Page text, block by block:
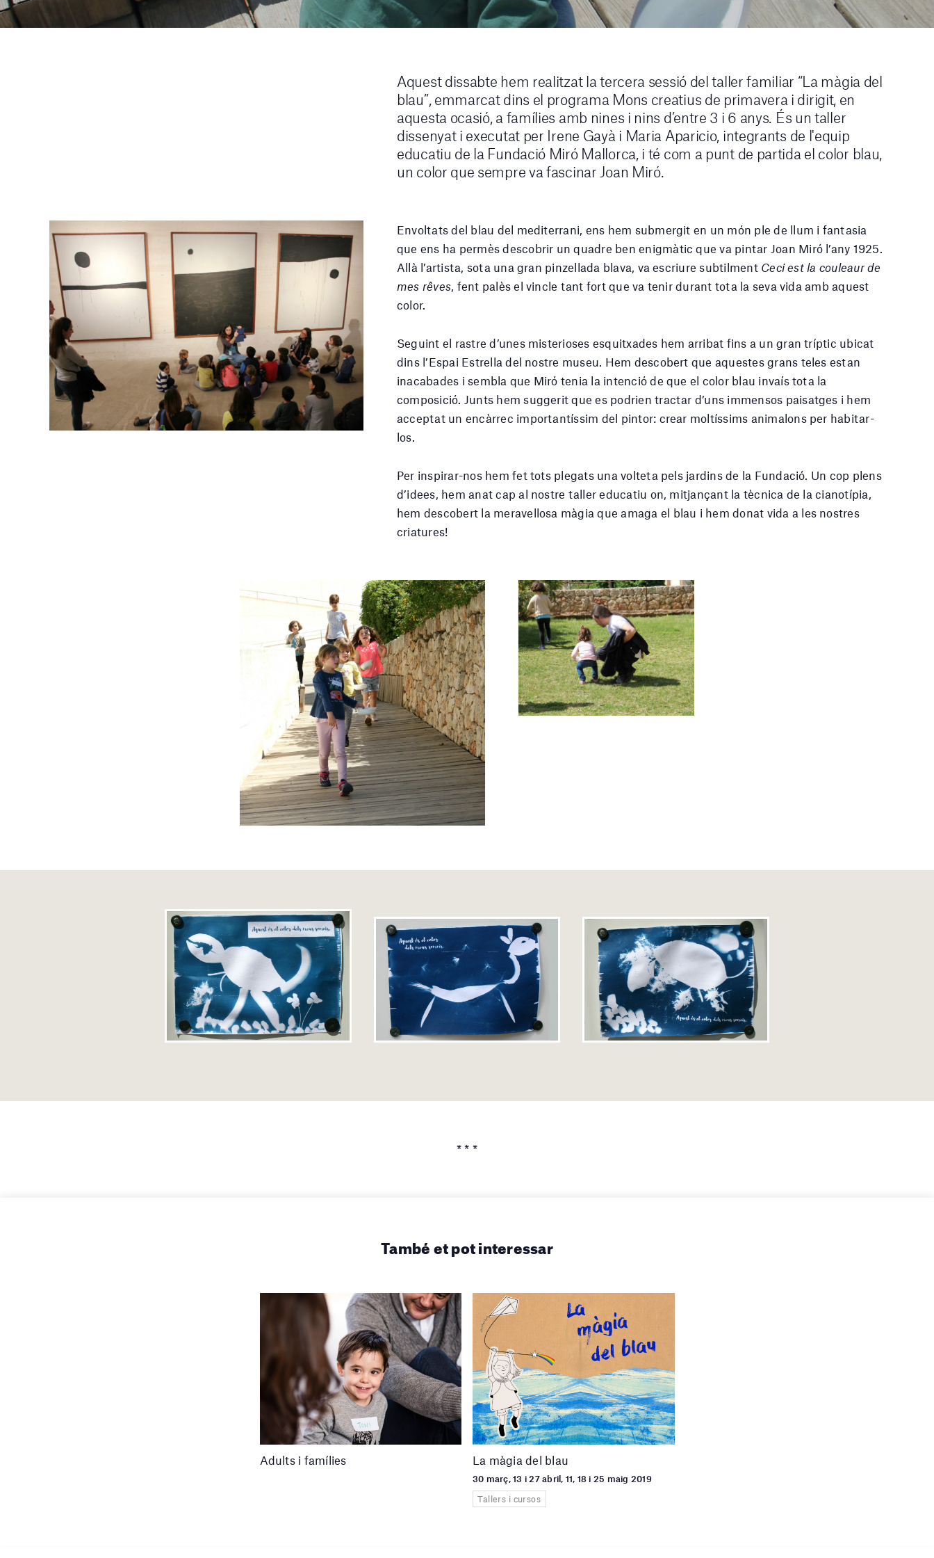
Aquest dissabte hem realitzat la tercera sessió del taller familiar “La màgia del
blau”, emmarcat dins el programa Mons creatius de primavera i dirigit, en
aquesta ocasió, a famílies amb nines i nins d’entre 3 i 6 anys. És un taller
dissenyat i executat per Irene Gayà i Maria Aparicio, integrants de l'equip
educatiu de la Fundació Miró Mallorca, i té com a punt de partida el color blau,
un color que sempre va fascinar Joan Miró.
Envoltats del blau del mediterrani, ens hem submergit en un món ple de llum i fantasia
que ens ha permès descobrir un quadre ben enigmàtic que va pintar Joan Miró l’any 1925.
Allà l’artista, sota una gran pinzellada blava, va escriure subtilment Ceci est la couleaur de
mes rêves, fent palès el vincle tant fort que va tenir durant tota la seva vida amb aquest
color.
Seguint el rastre d’unes misterioses esquitxades hem arribat fins a un gran tríptic ubicat
dins l’Espai Estrella del nostre museu. Hem descobert que aquestes grans teles estan
inacabades i sembla que Miró tenia la intenció de que el color blau invaís tota la
composició. Junts hem suggerit que es podrien tractar d’uns immensos paisatges i hem
acceptat un encàrrec importantíssim del pintor: crear moltíssims animalons per habitar-
los.
Per inspirar-nos hem fet tots plegats una volteta pels jardins de la Fundació. Un cop plens
d’idees, hem anat cap al nostre taller educatiu on, mitjançant la tècnica de la cianotípia,
hem descobert la meravellosa màgia que amaga el blau i hem donat vida a les nostres
criatures!
* * *
També et pot interessar
Adults i famílies La màgia del blau
30 març, 13 i 27 abril, 11, 18 i 25 maig 2019
Tallers i cursos